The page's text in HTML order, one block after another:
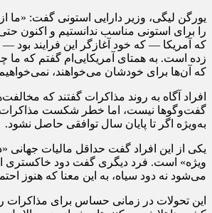
یورگن لیگی، وزیر دارایی استونی گفت: «ما از
را برای استونی مناسب ندانستیم و اکنون
که آمریکا — که خود آغازگر این فرایند بود —
زده است. به همتای آمریکایی‌ام گفتم که
که آن‌ها برای خودشان می‌خواهند،
افراد آگاه به روند مذاکرات گفتند که
گفت‌وگوها نیست، اما خطر شکست مذاکرات
به‌ویژه اگر تا پایان سال توافقی حاصل نشود.
یکی از این افراد گفت حداقل مالیات
ویژه» است. فرد دیگری گفت دود خاکستری
می‌شود نه دود سیاه، به این معنا که هنوز
این تحولات در زمانی حساس برای مذاکرات